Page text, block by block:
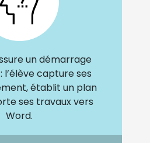
un démarrage
l’élève capture ses
établit un plan
ses travaux vers
Word.